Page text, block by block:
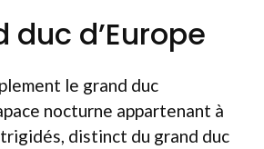
duc d’Europe
le grand duc
nocturne appartenant à
distinct du grand duc